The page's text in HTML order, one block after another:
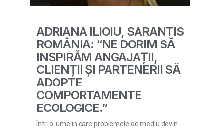
ADRIANA ILIOIU, SARANTIS
ROMÂNIA: “NE DORIM SĂ
INSPIRĂM ANGAJAȚII,
CLIENȚII ȘI PARTENERII SĂ
ADOPTE
COMPORTAMENTE
ECOLOGICE.”
Într-o lume în care problemele de mediu devin